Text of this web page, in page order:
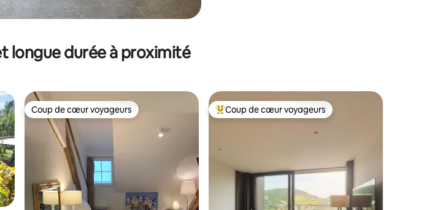
longue durée à proximité
: 4,89 sur 5
Coup de cœur voyageurs
Coup de cœur voyageurs Coups de cœur voyageurs les plus appréciés
Coup de cœur voyageurs